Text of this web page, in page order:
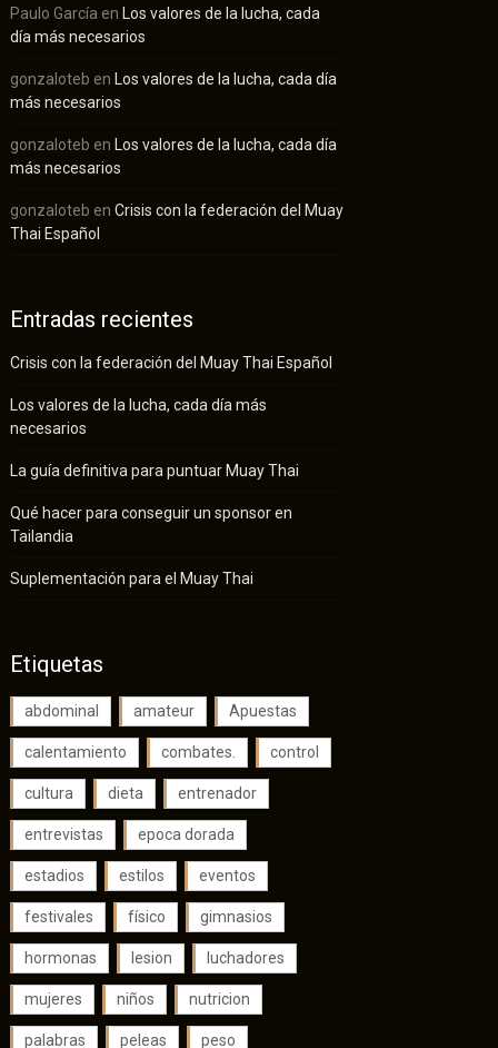
Paulo García en Los valores de la lucha, cada
día más necesarios
gonzaloteb en Los valores de la lucha, cada día
más necesarios
gonzaloteb en Los valores de la lucha, cada día
más necesarios
gonzaloteb en Crisis con la federación del Muay
Thai Español
Entradas recientes
Crisis con la federación del Muay Thai Español
Los valores de la lucha, cada día más
necesarios
La guía definitiva para puntuar Muay Thai
Qué hacer para conseguir un sponsor en
Tailandia
Suplementación para el Muay Thai
Etiquetas
abdominal amateur Apuestas
calentamiento combates. control
cultura dieta entrenador
entrevistas epoca dorada
estadios estilos eventos
festivales físico gimnasios
hormonas lesion luchadores
mujeres niños nutricion
palabras peleas peso